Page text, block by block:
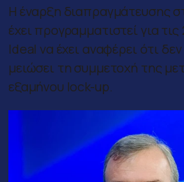
Η έναρξη διαπραγμάτευσης
έχει προγραμματιστεί για τις
Ideal να έχει αναφέρει ότι
μειώσει τη συμμετοχή της
εξαμήνου lock-up.